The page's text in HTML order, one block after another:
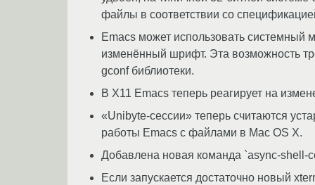
файлы в соответствии со
Emacs может использовать системный
изменённый шрифт. Эта возможность
gconf библиотеки.
В X11 Emacs теперь реагирует на
«Unibyte-сессии» теперь считаются
работы Emacs с файлами в Mac OS X.
Добавлена новая команда `async-shell-
Если запускается достаточно новый